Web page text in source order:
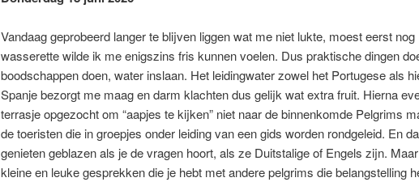
Vandaag geprobeerd langer te blijven liggen wat me niet lukte, moest eerst nog
wasserette wilde ik me enigszins fris kunnen voelen. Dus praktische dingen
boodschappen doen, water inslaan. Het leidingwater zowel het Portugese als
Spanje bezorgt me maag en darm klachten dus gelijk wat extra fruit. Hierna
terrasje opgezocht om “aapjes te kijken” niet naar de binnenkomde Pelgrims
de toeristen die in groepjes onder leiding van een gids worden rondgeleid. En
genieten geblazen als je de vragen hoort, als ze Duitstalige of Engels zijn.
kleine en leuke gesprekken die je hebt met andere pelgrims die belangstelling